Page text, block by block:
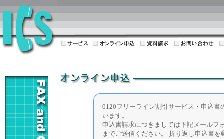
0120フリーライン割引サービス・申込
います。
申込書請求につきましては下記メールフ
までご送信ください。 折り返し申込書を